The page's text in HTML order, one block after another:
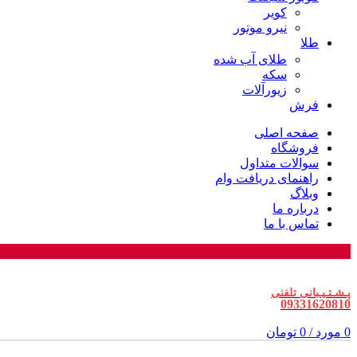
کویر
نیرو موتور
طلا
طلای آب شده
سکه
زیورآلات
فرش
صفحه اصلی
فروشگاه
سوالات متداول
راهنمای دریافت وام
وبلاگ
درباره ما
تماس با ما
پـشـتـیـبانی تلفنی
09331620810
0 مورد /
0 تومان